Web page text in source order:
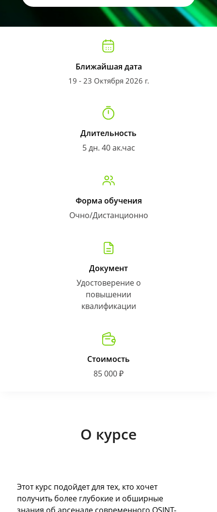
Ближайшая дата
19 - 23 Октября 2026 г.
Длительность
5 дн. 40 ак.час
Форма обучения
Очно/Дистанционно
Документ
Удостоверение о
повышении
квалификации
Стоимость
85 000 ₽
О курсе
Этот курс подойдет для тех, кто хочет
получить более глубокие и обширные